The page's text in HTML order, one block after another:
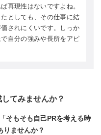
再現性はないですよね。
としても、その仕事に結
されにくいです。しっか
自分の強みや長所をアピ
てみませんか？
そもそも自己PRを考える時
りませんか？